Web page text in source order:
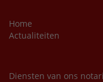
Home
Actualiteiten
Diensten van ons